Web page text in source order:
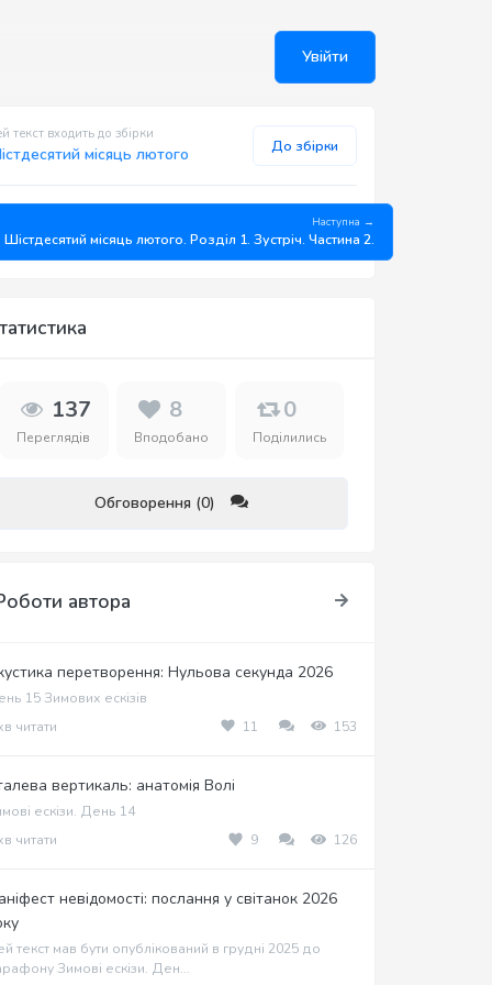
Увійти
текст входить до збірки
місяць лютого До збірки
Наступна →
Шістдесятий місяць лютого. Розділ 1. Зустріч. Частина 2.
137
Переглядів
8
Вподобано
0
Поділились
Обговорення (0)
автора
перетворення: Нульова секунда 2026
15 Зимових ескізів
читати
11 153
вертикаль: анатомія Волі
ескізи. День 14
читати
9 126
невідомості: послання у світанок 2026
текст мав бути опублікований в грудні 2025 до
Зимові ескізи. Ден...